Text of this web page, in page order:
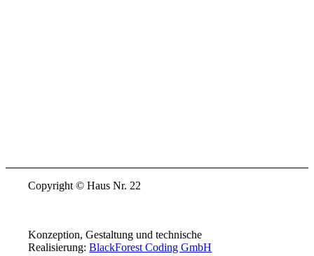
Copyright © Haus Nr. 22
Konzeption, Gestaltung und technische
Realisierung:BlackForest Coding GmbH